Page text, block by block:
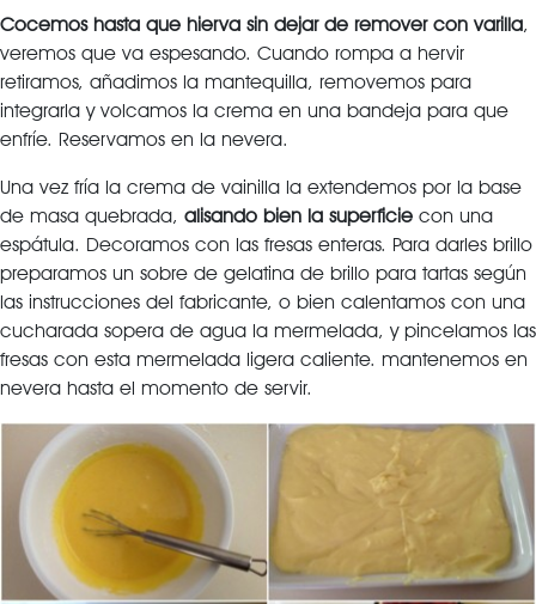
Cocemos hasta que hierva sin dejar de remover con varilla,
veremos que va espesando. Cuando rompa a hervir
retiramos, añadimos la mantequilla, removemos para
integrarla y volcamos la crema en una bandeja para que
enfríe. Reservamos en la nevera.
Una vez fría la crema de vainilla la extendemos por la base
de masa quebrada, alisando bien la superficie con una
espátula. Decoramos con las fresas enteras. Para darles brillo
preparamos un sobre de gelatina de brillo para tartas según
las instrucciones del fabricante, o bien calentamos con una
cucharada sopera de agua la mermelada, y pincelamos las
fresas con esta mermelada ligera caliente. mantenemos en
nevera hasta el momento de servir.